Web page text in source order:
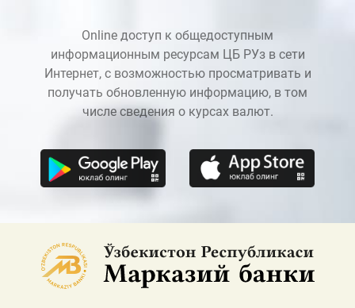
Online доступ к общедоступным
информационным ресурсам ЦБ РУз в сети
Интернет, с возможностью просматривать и
получать обновленную информацию, в том
числе сведения о курсах валют.